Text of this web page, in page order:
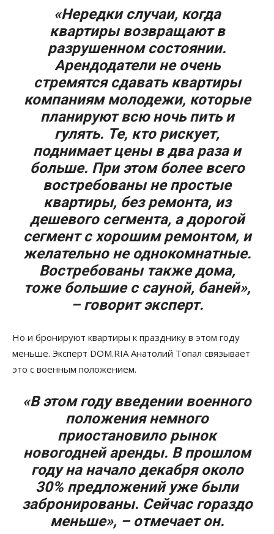
«Нередки случаи, когда
квартиры возвращают в
разрушенном состоянии.
Арендодатели не очень
стремятся сдавать квартиры
компаниям молодежи, которые
планируют всю ночь пить и
гулять. Те, кто рискует,
поднимает цены в два раза и
больше. При этом более всего
востребованы не простые
квартиры, без ремонта, из
дешевого сегмента, а дорогой
сегмент с хорошим ремонтом, и
желательно не однокомнатные.
Востребованы также дома,
тоже большие с сауной, баней»,
– говорит эксперт.
Но и бронируют квартиры к празднику в этом году
меньше. Эксперт DOM.RIA Анатолий Топал связывает
это с военным положением.
«В этом году введении военного
положения немного
приостановило рынок
новогодней аренды. В прошлом
году на начало декабря около
30% предложений уже были
забронированы. Сейчас гораздо
меньше», – отмечает он.